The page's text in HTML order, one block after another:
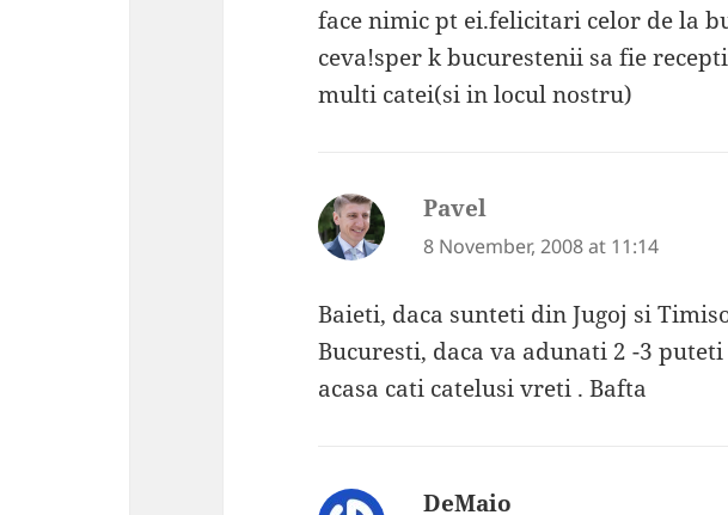
face nimic pt ei.felicitari celor de la
ceva!sper k bucurestenii sa fie
multi catei(si in locul nostru)
Pavel
8 November, 2008 at 11:14
Baieti, daca sunteti din Jugoj si
Bucuresti, daca va adunati 2 -3
acasa cati catelusi vreti . Bafta
DeMaio